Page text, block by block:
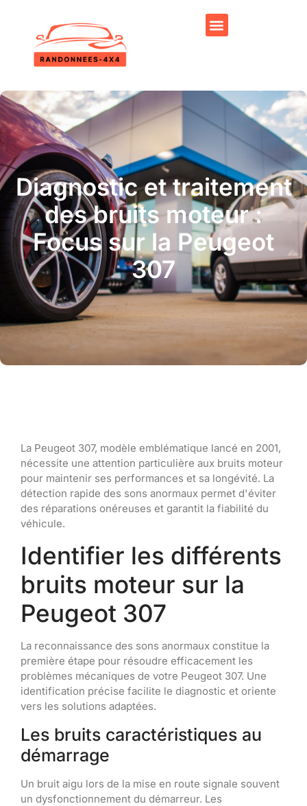
Diagnostic et traitement
des bruits moteur :
Focus sur la Peugeot
307
La Peugeot 307, modèle emblématique lancé en 2001,
nécessite une attention particulière aux bruits moteur
pour maintenir ses performances et sa longévité. La
détection rapide des sons anormaux permet d'éviter
des réparations onéreuses et garantit la fiabilité du
véhicule.
Identifier les différents
bruits moteur sur la
Peugeot 307
La reconnaissance des sons anormaux constitue la
première étape pour résoudre efficacement les
problèmes mécaniques de votre Peugeot 307. Une
identification précise facilite le diagnostic et oriente
vers les solutions adaptées.
Les bruits caractéristiques au
démarrage
Un bruit aigu lors de la mise en route signale souvent
un dysfonctionnement du démarreur. Les